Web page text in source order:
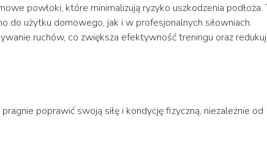
powłoki, które minimalizują ryzyko uszkodzenia podłoża.
do użytku domowego, jak i w profesjonalnych siłowniach.
ruchów, co zwiększa efektywność treningu oraz
poprawić swoją siłę i kondycję fizyczną, niezależnie od